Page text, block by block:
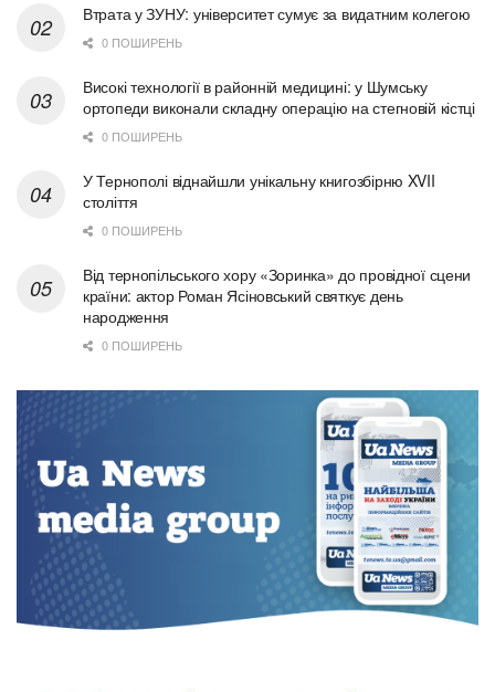
Втрата у ЗУНУ: університет сумує за видатним колегою
0 ПОШИРЕНЬ
Високі технології в районній медицині: у Шумську
ортопеди виконали складну операцію на стегновій кістці
0 ПОШИРЕНЬ
У Тернополі віднайшли унікальну книгозбірню XVII
століття
0 ПОШИРЕНЬ
Від тернопільського хору «Зоринка» до провідної сцени
країни: актор Роман Ясіновський святкує день
народження
0 ПОШИРЕНЬ